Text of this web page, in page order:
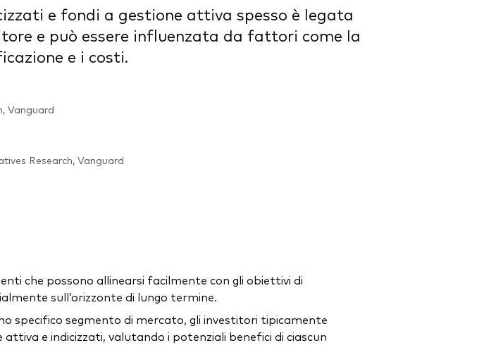
e fondi a gestione attiva spesso è legata
e può essere influenzata da fattori come la
e i costi.
Vanguard
Research, Vanguard
che possono allinearsi facilmente con gli obiettivi di
sull’orizzonte di lungo termine.
specifico segmento di mercato, gli investitori tipicamente
e indicizzati, valutando i potenziali benefici di ciascun